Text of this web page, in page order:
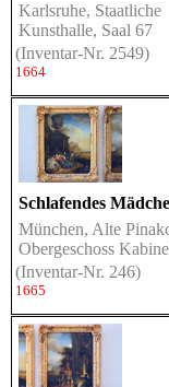
Karlsruhe, Staatliche
Kunsthalle, Saal 67
(Inventar-Nr. 2549)
1664
Schlafendes
München, Alte
Obergeschoss
(Inventar-Nr. 246)
1665